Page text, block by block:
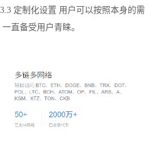
定制化设置 用户可以按照本身的需
直备受用户青睐。